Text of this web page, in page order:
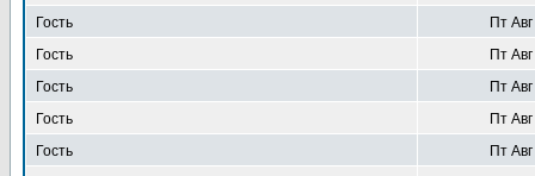
Гость
Пт
Гость
Пт
Гость
Пт
Гость
Пт
Гость
Пт